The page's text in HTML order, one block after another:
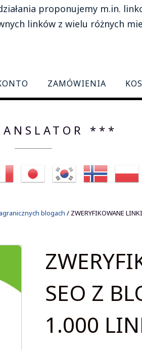
proponujemy m.in.
linków z wielu różnych
ZAMÓWIENIA
***
blogach / ZWERYFIKOWANE
SEO Z
1.000